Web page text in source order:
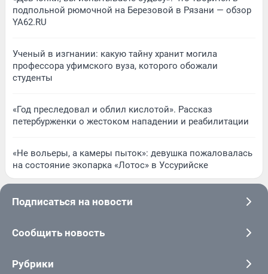
подпольной рюмочной на Березовой в Рязани — обзор
YA62.RU
Ученый в изгнании: какую тайну хранит могила
профессора уфимского вуза, которого обожали
студенты
«Год преследовал и облил кислотой». Рассказ
петербурженки о жестоком нападении и реабилитации
«Не вольеры, а камеры пыток»: девушка пожаловалась
на состояние экопарка «Лотос» в Уссурийске
Подписаться на новости
Сообщить новость
Рубрики